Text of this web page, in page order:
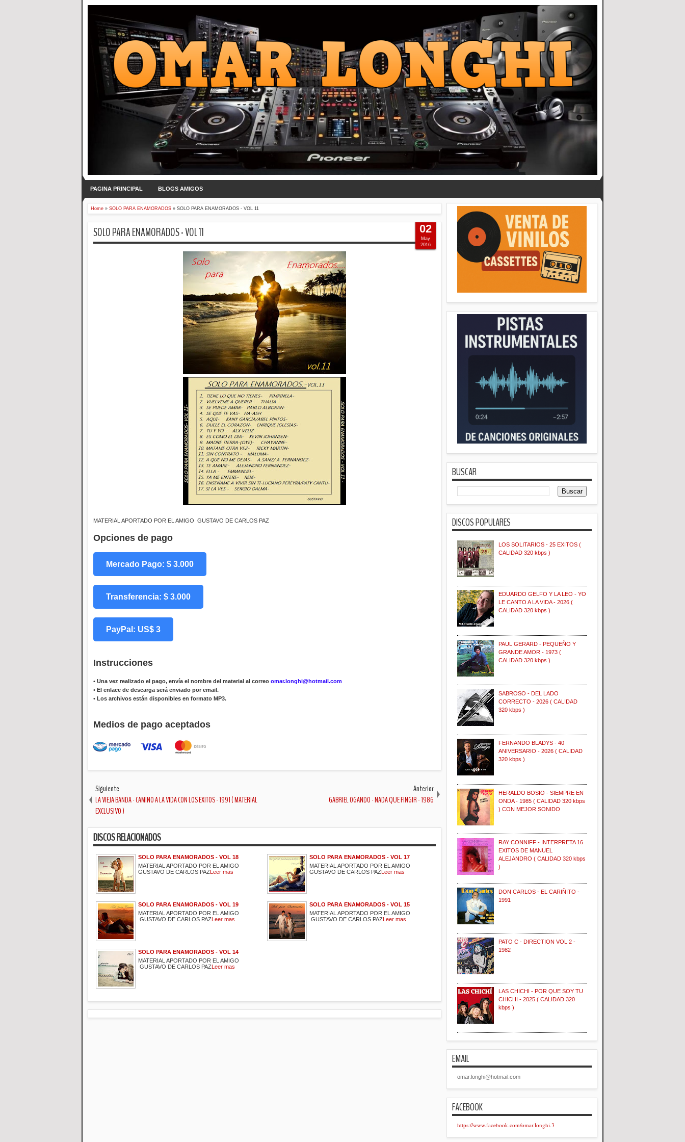
PAGINA PRINCIPAL BLOGS AMIGOS
Home » SOLO PARA ENAMORADOS » SOLO PARA ENAMORADOS - VOL 11
SOLO PARA ENAMORADOS - VOL 11
MATERIAL APORTADO POR EL AMIGO GUSTAVO DE CARLOS PAZ
Opciones de pago
Mercado Pago: $ 3.000
Transferencia: $ 3.000
PayPal: US$ 3
Instrucciones
• Una vez realizado el pago, envía el nombre del material al correo omar.longhi@hotmail.com
• El enlace de descarga será enviado por email.
• Los archivos están disponibles en formato MP3.
Medios de pago aceptados
02
May
2016
Siguiente
LA VIEJA BANDA - CAMINO A LA VIDA CON LOS EXITOS - 1991 ( MATERIAL
EXCLUSIVO )
Anterior
GABRIEL OGANDO - NADA QUE FINGIR - 1986
DISCOS RELACIONADOS
SOLO PARA ENAMORADOS - VOL 18
MATERIAL APORTADO POR EL AMIGO
GUSTAVO DE CARLOS PAZLeer mas
SOLO PARA ENAMORADOS - VOL 17
MATERIAL APORTADO POR EL AMIGO
GUSTAVO DE CARLOS PAZLeer mas
SOLO PARA ENAMORADOS - VOL 19
MATERIAL APORTADO POR EL AMIGO
GUSTAVO DE CARLOS PAZLeer mas
SOLO PARA ENAMORADOS - VOL 15
MATERIAL APORTADO POR EL AMIGO
GUSTAVO DE CARLOS PAZLeer mas
SOLO PARA ENAMORADOS - VOL 14
MATERIAL APORTADO POR EL AMIGO
GUSTAVO DE CARLOS PAZLeer mas
BUSCAR
DISCOS POPULARES
LOS SOLITARIOS - 25 EXITOS (
CALIDAD 320 kbps )
EDUARDO GELFO Y LA LEO - YO
LE CANTO A LA VIDA - 2026 (
CALIDAD 320 kbps )
PAUL GERARD - PEQUEÑO Y
GRANDE AMOR - 1973 (
CALIDAD 320 kbps )
SABROSO - DEL LADO
CORRECTO - 2026 ( CALIDAD
320 kbps )
FERNANDO BLADYS - 40
ANIVERSARIO - 2026 ( CALIDAD
320 kbps )
HERALDO BOSIO - SIEMPRE EN
ONDA - 1985 ( CALIDAD 320 kbps
) CON MEJOR SONIDO
RAY CONNIFF - INTERPRETA 16
EXITOS DE MANUEL
ALEJANDRO ( CALIDAD 320 kbps
)
DON CARLOS - EL CARIÑITO -
1991
PATO C - DIRECTION VOL 2 -
1982
LAS CHICHI - POR QUE SOY TU
CHICHI - 2025 ( CALIDAD 320
kbps )
EMAIL
omar.longhi@hotmail.com
FACEBOOK
https://www.facebook.com/omar.longhi.3